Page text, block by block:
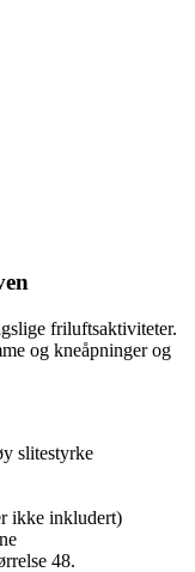
friluftsaktiviteter.
og kneåpninger og
slitestyrke
ikke inkludert)
48.